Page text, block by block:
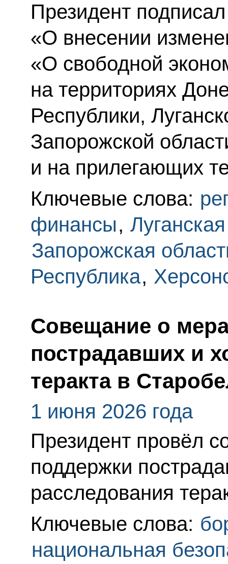
Президент
«О внесении
«О свободной
на территориях
Республики,
Запорожской
и на прилегающих
Ключевые слова:
финансы,
Запорожская
Республика,
Совещание о
пострадавших и
теракта в
1 июня 2026 года
Президент провёл
поддержки
расследования
Ключевые слова:
национальная